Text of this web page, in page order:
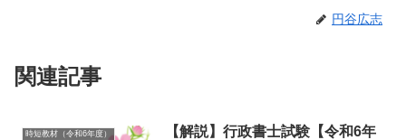
円谷広志
関連記事
時短教材（令和6年度）
【解説】行政書士試験【令和6年